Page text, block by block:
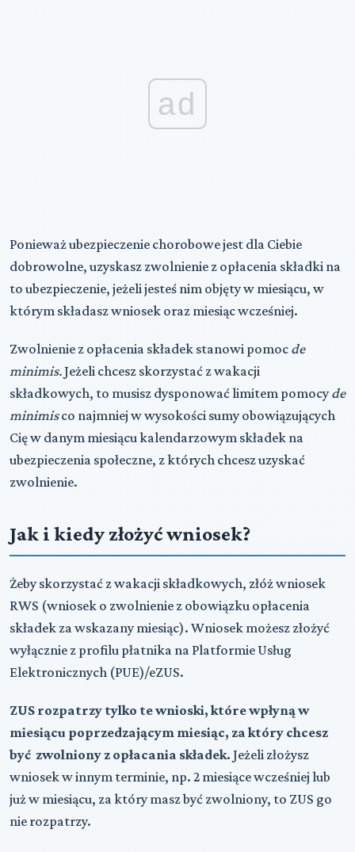
ad
Ponieważ ubezpieczenie chorobowe jest dla Ciebie
dobrowolne, uzyskasz zwolnienie z opłacenia składki na
to ubezpieczenie, jeżeli jesteś nim objęty w miesiącu, w
którym składasz wniosek oraz miesiąc wcześniej.
Zwolnienie z opłacenia składek stanowi pomoc de
minimis.Jeżeli chcesz skorzystać z wakacji
składkowych, to musisz dysponować limitem pomocy de
minimisco najmniej w wysokości sumy obowiązujących
Cię w danym miesiącu kalendarzowym składek na
ubezpieczenia społeczne, z których chcesz uzyskać
zwolnienie.
Jak i kiedy złożyć wniosek?
Żeby skorzystać z wakacji składkowych, złóż wniosek
RWS (wniosek o zwolnienie z obowiązku opłacenia
składek za wskazany miesiąc). Wniosek możesz złożyć
wyłącznie z profilu płatnika na Platformie Usług
Elektronicznych (PUE)/eZUS.
ZUS rozpatrzy tylko te wnioski, które wpłyną w
miesiącu poprzedzającym miesiąc, za który chcesz
być zwolniony z opłacania składek. Jeżeli złożysz
wniosek w innym terminie, np. 2 miesiące wcześniej lub
już w miesiącu, za który masz być zwolniony, to ZUS go
nie rozpatrzy.